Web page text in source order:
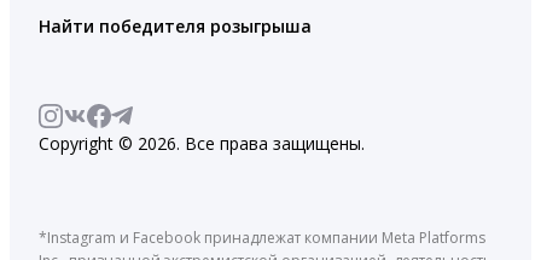
Найти победителя розыгрыша
Copyright © 2026. Все права защищены.
*Instagram и Facebook принадлежат компании Meta Platforms